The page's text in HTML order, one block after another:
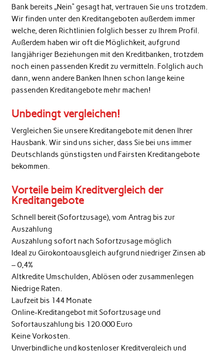
Bank bereits „Nein“ gesagt hat, vertrauen Sie uns trotzdem.
Wir finden unter den Kreditangeboten außerdem immer
welche, deren Richtlinien folglich besser zu Ihrem Profil.
Außerdem haben wir oft die Möglichkeit, aufgrund
langjähriger Beziehungen mit den Kreditbanken, trotzdem
noch einen passenden Kredit zu vermitteln. Folglich auch
dann, wenn andere Banken Ihnen schon lange keine
passenden Kreditangebote mehr machen!
Unbedingt vergleichen!
Vergleichen Sie unsere Kreditangebote mit denen Ihrer
Hausbank. Wir sind uns sicher, dass Sie bei uns immer
Deutschlands günstigsten und Fairsten Kreditangebote
bekommen.
Vorteile beim Kreditvergleich der
Kreditangebote
Schnell bereit (Sofortzusage), vom Antrag bis zur
Auszahlung
Auszahlung sofort nach Sofortzusage möglich
Ideal zu Girokontoausgleich aufgrund niedriger Zinsen ab
– 0,4%
Altkredite Umschulden, Ablösen oder zusammenlegen
Niedrige Raten.
Laufzeit bis 144 Monate
Online-Kreditangebot mit Sofortzusage und
Sofortauszahlung bis 120.000 Euro
Keine Vorkosten.
Unverbindliche und kostenloser Kreditvergleich und